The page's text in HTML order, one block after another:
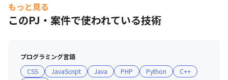
もっと見る
このPJ・案件で使われている技術
プログラミング言語
CSS
JavaScript Java PHP Python
C++